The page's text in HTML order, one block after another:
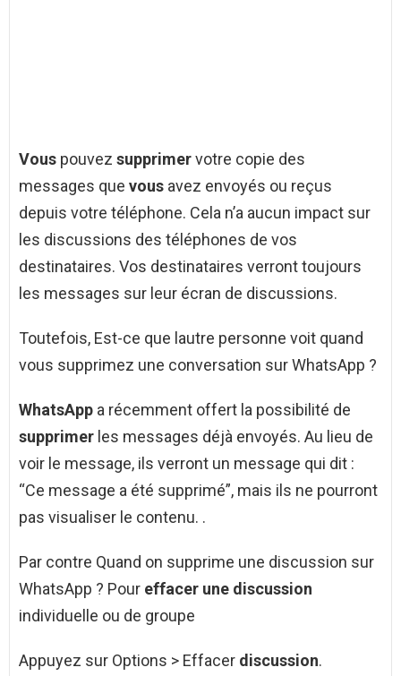
Vous pouvez supprimervotre copie des
messages que vous avez envoyés ou reçus
depuis votre téléphone. Cela n’a aucun impact sur
les discussions des téléphones de vos
destinataires. Vos destinataires verront toujours
les messages sur leur écran de discussions.
Toutefois, Est-ce que lautre personne voit quand
vous supprimez une conversation sur WhatsApp ?
WhatsApp a récemment offert la possibilité de
supprimer les messages déjà envoyés. Au lieu de
voir le message, ils verront un message qui dit :
“Ce message a été supprimé”, mais ils ne pourront
pas visualiser le contenu. .
Par contre Quand on supprime une discussion sur
WhatsApp ? Pour effacer une discussion
individuelle ou de groupe
Appuyez sur Options > Effacer discussion.